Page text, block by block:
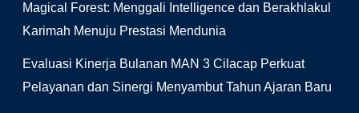
Magical Forest: Menggali Intelligence dan Berakhlakul
Karimah Menuju Prestasi Mendunia
Evaluasi Kinerja Bulanan MAN 3 Cilacap Perkuat
Pelayanan dan Sinergi Menyambut Tahun Ajaran Baru